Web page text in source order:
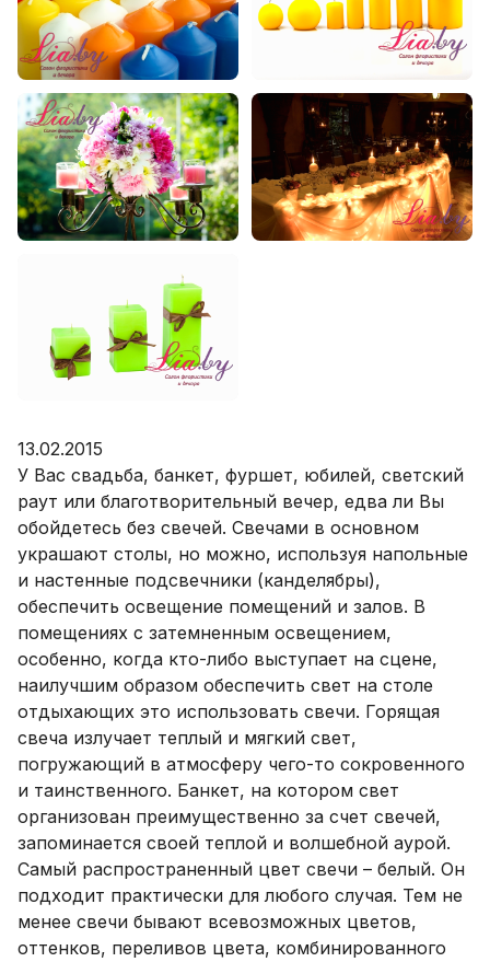
13.02.2015
У Вас свадьба, банкет, фуршет, юбилей, светский
раут или благотворительный вечер, едва ли Вы
обойдетесь без свечей. Свечами в основном
украшают столы, но можно, используя напольные
и настенные подсвечники (канделябры),
обеспечить освещение помещений и залов. В
помещениях с затемненным освещением,
особенно, когда кто-либо выступает на сцене,
наилучшим образом обеспечить свет на столе
отдыхающих это использовать свечи. Горящая
свеча излучает теплый и мягкий свет,
погружающий в атмосферу чего-то сокровенного
и таинственного. Банкет, на котором свет
организован преимущественно за счет свечей,
запоминается своей теплой и волшебной аурой.
Самый распространенный цвет свечи – белый. Он
подходит практически для любого случая. Тем не
менее свечи бывают всевозможных цветов,
оттенков, переливов цвета, комбинированного